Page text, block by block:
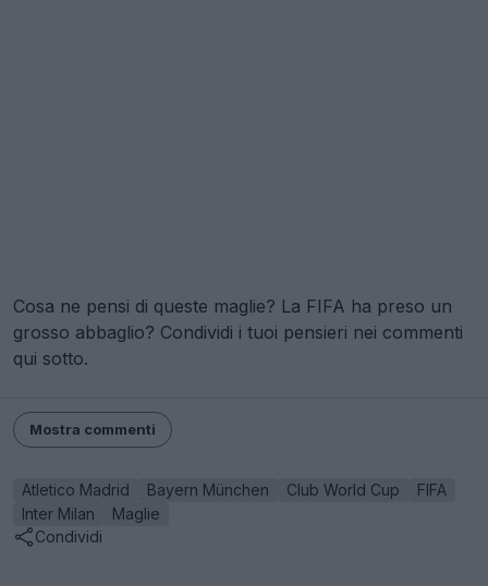
Cosa ne pensi di queste maglie? La FIFA ha preso un
grosso abbaglio? Condividi i tuoi pensieri nei commenti
qui sotto.
Mostra commenti
Atletico Madrid Bayern München Club World Cup
FIFA
Inter Milan
Maglie
Condividi